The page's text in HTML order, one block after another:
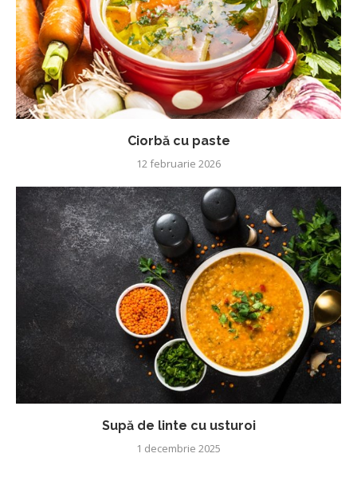
Ciorbă cu paste
12 februarie 2026
Supă de linte cu usturoi
1 decembrie 2025